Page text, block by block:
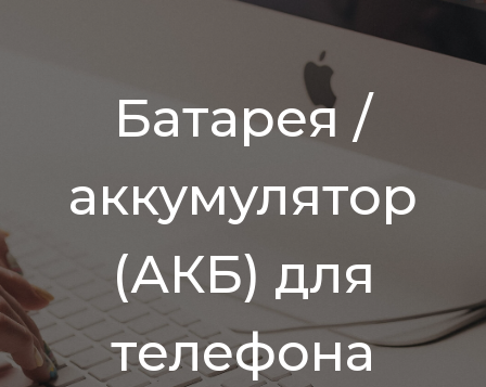
Батарея /
аккумулятор
(АКБ) для
телефона